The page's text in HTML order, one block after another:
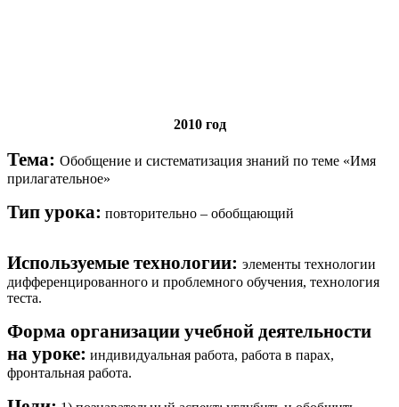
2010 год
Тема: Обобщение и систематизация знаний по теме «Имя
прилагательное»
Тип урока: повторительно – обобщающий
Используемые технологии: элементы технологии
дифференцированного и проблемного обучения, технология
теста.
Форма организации учебной деятельности
на уроке: индивидуальная работа, работа в парах,
фронтальная работа.